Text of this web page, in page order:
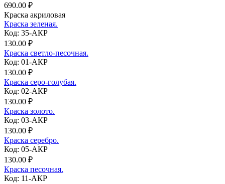
690.00 ₽
Краска акриловая
Краска зеленая.
Код: 35-АКР
130.00 ₽
Краска светло-песочная.
Код: 01-АКР
130.00 ₽
Краска серо-голубая.
Код: 02-АКР
130.00 ₽
Краска золото.
Код: 03-АКР
130.00 ₽
Краска серебро.
Код: 05-АКР
130.00 ₽
Краска песочная.
Код: 11-АКР